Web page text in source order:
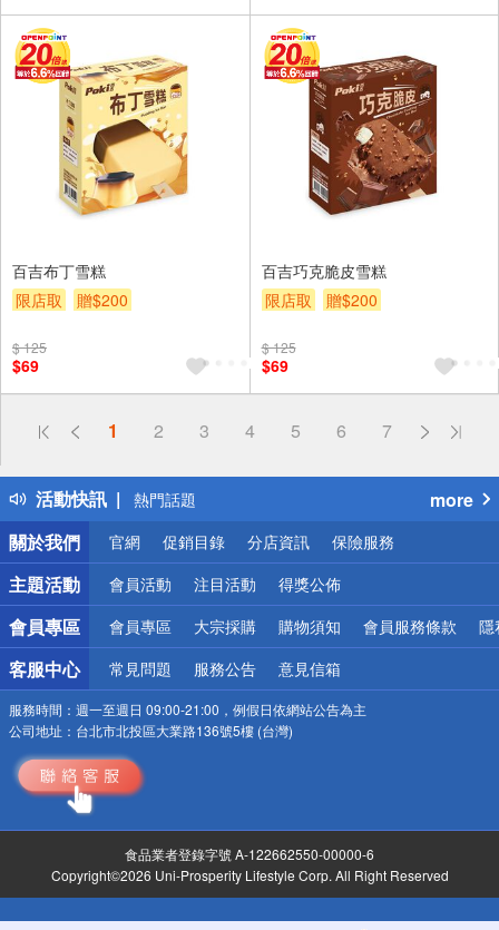
百吉布丁雪糕
限店取
贈$200
$ 125
$69
百吉巧克脆皮雪糕
限店取
贈$200
$ 125
$69
1 2 3 4 5 6 7
活動快訊
偏遠地區配送
得獎公告
熱門話題
銀行優惠
偏遠地區配送
詐騙網頁！請小心！
more
關於我們
官網 促銷目錄 分店資訊 保險服務
主題活動 會員活動 注目活動 得獎公佈
會員專區 會員專區 大宗採購 購物須知 會員服務條款 隱
客服中心 常見問題 服務公告 意見信箱
服務時間： 週一至週日 09:00-21:00，例假日依網站公告為主
公司地址： 台北市北投區大業路136號5樓 (台灣)
食品業者登錄字號 A-122662550-00000-6
Copyright©2026 Uni-Prosperity Lifestyle Corp. All Right Reserved